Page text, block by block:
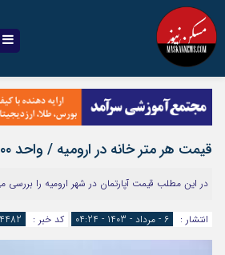
اینستاگرام
سروش
آپارات
نام کاربری یا نشانی ایمیل
رمز عبور
مرا به خاطر بسپار
قیمت هر متر خانه در ارومیه / واحد ۱۰۰ متری چند میلیارد؟
در این مطلب قیمت آپارتمان در شهر ارومیه را بررسی
انتشار : 6 - مرداد - 1403 - 04:24 کد خبر : 4482